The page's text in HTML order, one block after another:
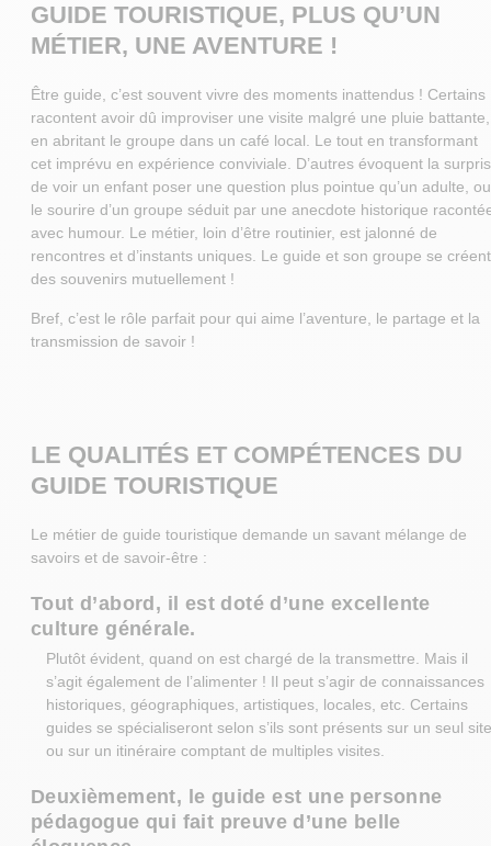
GUIDE TOURISTIQUE, PLUS QU’UN
MÉTIER, UNE AVENTURE !
Être guide, c’est souvent vivre des moments inattendus ! Certains
racontent avoir dû improviser une visite malgré une pluie battante,
en abritant le groupe dans un café local. Le tout en transformant
cet imprévu en expérience conviviale. D’autres évoquent la
de voir un enfant poser une question plus pointue qu’un adulte, ou
le sourire d’un groupe séduit par une anecdote historique
avec humour. Le métier, loin d’être routinier, est jalonné de
rencontres et d’instants uniques. Le guide et son groupe se créent
des souvenirs mutuellement !
Bref, c’est le rôle parfait pour qui aime l’aventure, le partage et la
transmission de savoir !
LE QUALITÉS ET COMPÉTENCES DU
GUIDE TOURISTIQUE
Le métier de guide touristique demande un savant mélange de
savoirs et de savoir-être :
Tout d’abord, il est doté d’une excellente
culture générale.
Plutôt évident, quand on est chargé de la transmettre. Mais il
s’agit également de l’alimenter ! Il peut s’agir de connaissances
historiques, géographiques, artistiques, locales, etc. Certains
guides se spécialiseront selon s’ils sont présents sur un seul
ou sur un itinéraire comptant de multiples visites.
Deuxièmement, le guide est une personne
pédagogue qui fait preuve d’une belle